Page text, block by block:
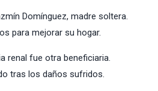
Domínguez, madre soltera.
para mejorar su hogar.
renal fue otra beneficiaria.
tras los daños sufridos.